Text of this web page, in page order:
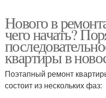
Нового в
чего начать?
квартиры в
Поэтапный ремонт
состоит из нескольких фаз: